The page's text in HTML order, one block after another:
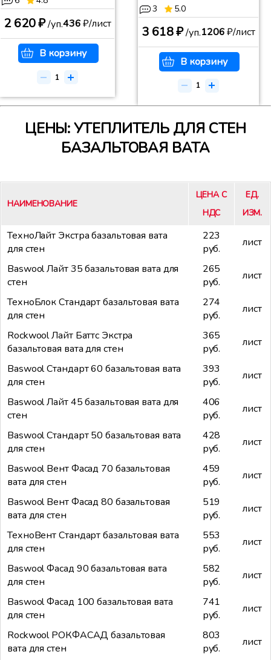
2 620 ₽/уп.436₽/лист
В корзину
3 5.0
3 618 ₽/уп.1206₽/лист
В корзину
ЦЕНЫ: УТЕПЛИТЕЛЬ ДЛЯ СТЕН
БАЗАЛЬТОВАЯ ВАТА
НАИМЕНОВАНИЕ
ЦЕНА С
НДС
ЕД.
ИЗМ.
ТехноЛайт Экстра базальтовая вата
для стен
223
руб.
лист
Baswool Лайт 35 базальтовая вата для
стен
265
руб.
лист
ТехноБлок Стандарт базальтовая вата
для стен
274
руб.
лист
Rockwool Лайт Баттс Экстра
базальтовая вата для стен
365
руб.
лист
Baswool Стандарт 60 базальтовая вата
для стен
393
руб.
лист
Baswool Лайт 45 базальтовая вата для
стен
406
руб.
лист
Baswool Стандарт 50 базальтовая вата
для стен
428
руб.
лист
Baswool Вент Фасад 70 базальтовая
вата для стен
459
руб.
лист
Baswool Вент Фасад 80 базальтовая
вата для стен
519
руб.
лист
ТехноВент Стандарт базальтовая вата
для стен
553
руб.
лист
Baswool Фасад 90 базальтовая вата
для стен
582
руб.
лист
Baswool Фасад 100 базальтовая вата
для стен
741
руб.
лист
Rockwool РОКФАСАД базальтовая
вата для стен
803
руб.
лист